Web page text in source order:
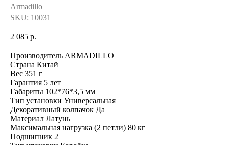
Armadillo
SKU: 10031
2 085 р.
Производитель ARMADILLO
Страна Китай
Вес 351 г
Гарантия 5 лет
Габариты 102*76*3,5 мм
Тип установки Универсальная
Декоративный колпачок Да
Материал Латунь
Максимальная нагрузка (2 петли) 80 кг
Подшипник 2